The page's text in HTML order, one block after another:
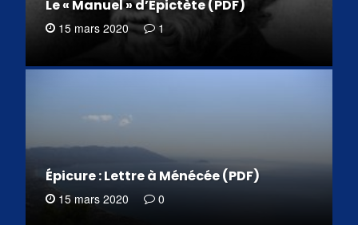
Le « Manuel » d’Épictète (PDF)
15 mars 2020 1
Épicure : Lettre à Ménécée (PDF)
15 mars 2020 0